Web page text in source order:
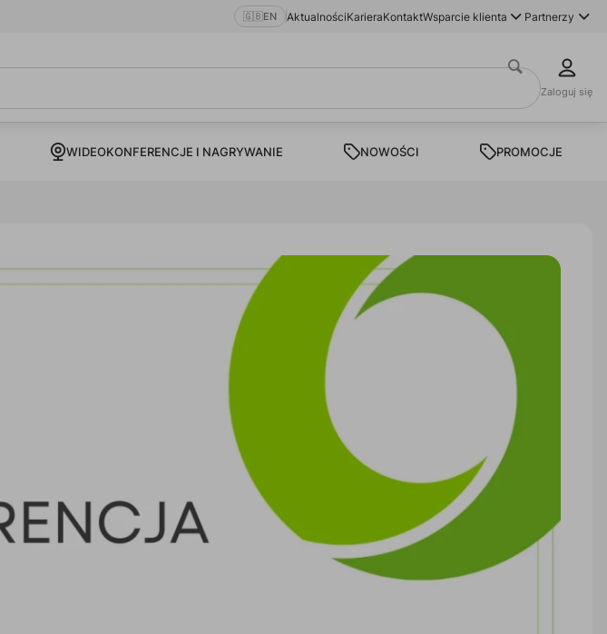
🇬🇧EN AktualnościKarieraKontaktWsparcie klienta Partnerzy
Zaloguj się
WIDEOKONFERENCJE I NAGRYWANIE NOWOŚCI PROMOCJE